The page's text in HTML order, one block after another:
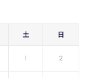
土 日
1 2